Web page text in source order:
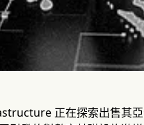
正在探索出售其